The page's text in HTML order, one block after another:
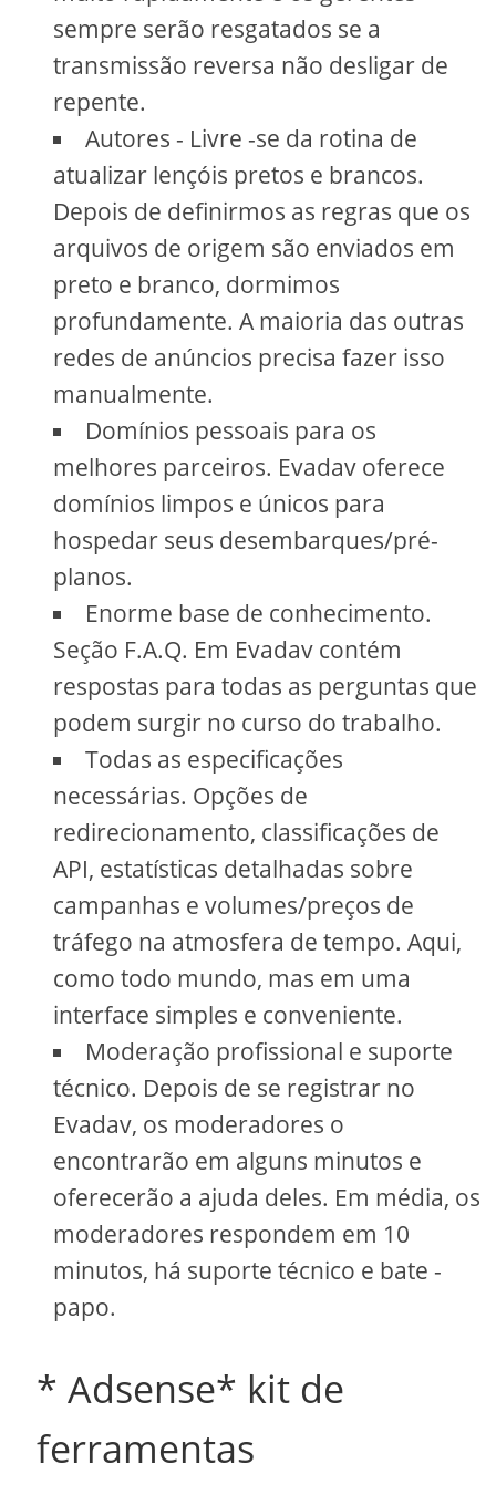
sempre serão resgatados se a
transmissão reversa não desligar de
repente.
Autores - Livre -se da rotina de
atualizar lençóis pretos e brancos.
Depois de definirmos as regras que os
arquivos de origem são enviados em
preto e branco, dormimos
profundamente. A maioria das outras
redes de anúncios precisa fazer isso
manualmente.
Domínios pessoais para os
melhores parceiros. Evadav oferece
domínios limpos e únicos para
hospedar seus desembarques/pré-
planos.
Enorme base de conhecimento.
Seção F.A.Q. Em Evadav contém
respostas para todas as perguntas que
podem surgir no curso do trabalho.
Todas as especificações
necessárias. Opções de
redirecionamento, classificações de
API, estatísticas detalhadas sobre
campanhas e volumes/preços de
tráfego na atmosfera de tempo. Aqui,
como todo mundo, mas em uma
interface simples e conveniente.
Moderação profissional e suporte
técnico. Depois de se registrar no
Evadav, os moderadores o
encontrarão em alguns minutos e
oferecerão a ajuda deles. Em média, os
moderadores respondem em 10
minutos, há suporte técnico e bate -
papo.
* Adsense* kit de
ferramentas